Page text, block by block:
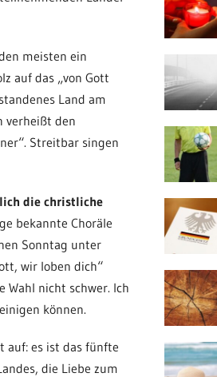
meisten ein
auf das „von Gott
Land am
verheißt den
Streitbar singen
die christliche
bekannte Choräle
Sonntag unter
wir loben dich“
nicht schwer. Ich
können.
auf: es ist das fünfte
die Liebe zum